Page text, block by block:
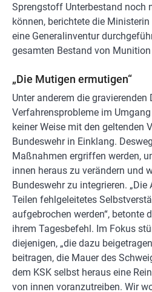
Sprengstoff Unterbestand noch
können, berichtete die
eine Generalinventur
gesamten Bestand von
„Die Mutigen ermutigen“
Unter anderem die
Verfahrensprobleme im
keiner Weise mit den geltenden
Bundeswehr in Einklang.
Maßnahmen ergriffen werden,
innen heraus zu verändern und
Bundeswehr zu integrieren.
Teilen fehlgeleitetes
aufgebrochen werden“, betonte
ihrem Tagesbefehl. Im Fokus
diejenigen, „die dazu
beitragen, die Mauer des
dem KSK selbst heraus eine
von innen voranzutreiben. Wir